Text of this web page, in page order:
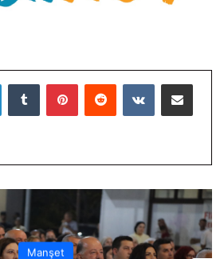
LinkedInTumblr PinterestReddit VKontakteE-Posta ile paylaş
Manşet